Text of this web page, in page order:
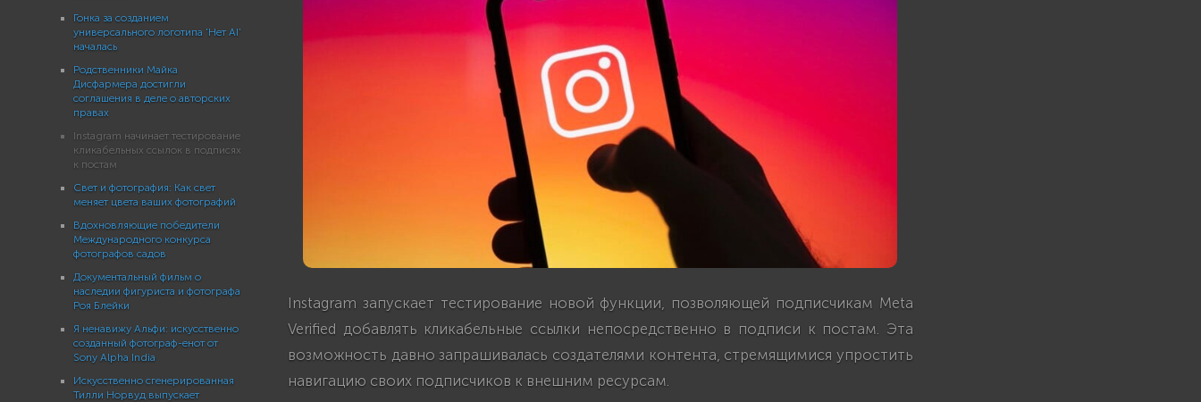
Гонка за созданием
универсального логотипа 'Нет AI'
началась
Родственники Майка
Дисфармера достигли
соглашения в деле о авторских
правах
Instagram начинает тестирование
кликабельных ссылок в подписях
к постам
Свет и фотография: Как свет
меняет цвета ваших фотографий
Вдохновляющие победители
Международного конкурса
фотографов садов
Документальный фильм о
наследии фигуриста и фотографа
Роя Блейки
Я ненавижу Альфи: искусственно
созданный фотограф-енот от
Sony Alpha India
Искусственно сгенерированная
Тилли Норвуд выпускает
Instagram запускает тестирование новой функции, позволяющей подписчикам Meta
Verified добавлять кликабельные ссылки непосредственно в подписи к постам. Эта
возможность давно запрашивалась создателями контента, стремящимися упростить
навигацию своих подписчиков к внешним ресурсам.